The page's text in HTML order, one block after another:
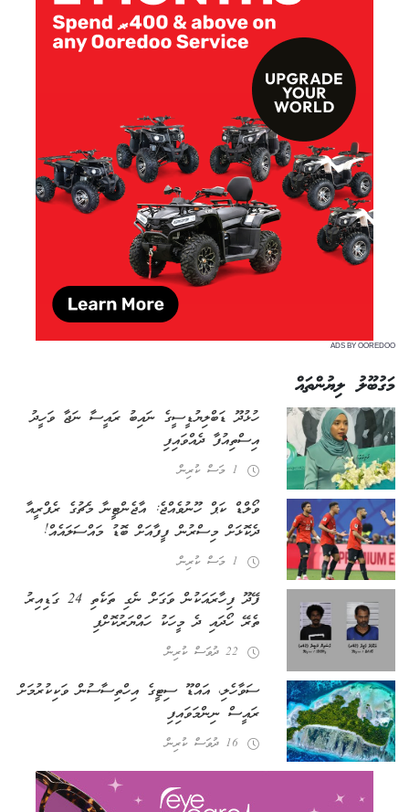
ADS BY OOREDOO
މަގުބޫލު ލިޔުންތައް
ހުޅުދޫ ޑަބްލިޔުޑީސީގެ ނައިބު ރައީސާ ނަޖާ ވަހީދު
އިސްތިއުފާ ދެއްވައިފި
1 މަސް ކުރިން
ވޯލްޑް ކަޕް ހޫނުވެއްޖެ: އާޖެންޓީނާ މެޗުގެ ރެފްރީއާ
ދެކޮޅަށް މިސްރުން ފީފާއަށް ބޮޑު މައްސަލައެއް!
1 މަސް ކުރިން
ފޭދޫ ފިހާރައަކުން ވަގަށް ނެގި ތަކެތި 24 ގަޑިއިރު
ތެރޭ ހޯދައި ދެ މީހަކު ހައްޔަރުކޮށްފި
22 ދުވަސް ކުރިން
ސަވާހެލި، އައްޑޫ ސިޓީގެ އިހްތިސާސުން ވަކިކުރުމަށް
ރައީސް ނިންމަވައިފި
16 ދުވަސް ކުރިން